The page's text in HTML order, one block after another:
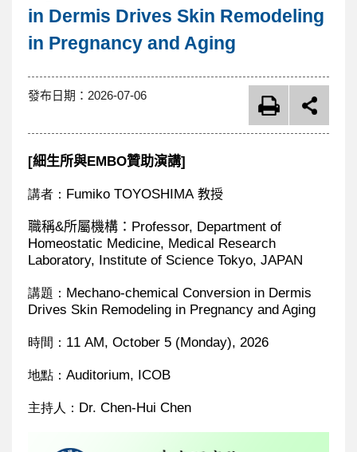
容
區
in Dermis Drives Skin Remodeling
in Pregnancy and Aging
發布日期： 2026-07-06
[細生所與EMBO贊助演講]
講者： Fumiko TOYOSHIMA 教授
職稱&所屬機構： Professor, Department of
Homeostatic Medicine, Medical Research
Laboratory, Institute of Science Tokyo, JAPAN
講題： Mechano-chemical Conversion in Dermis
Drives Skin Remodeling in Pregnancy and Aging
時間： 11 AM, October 5 (Monday), 2026
地點： Auditorium, ICOB
主持人： Dr. Chen-Hui Chen